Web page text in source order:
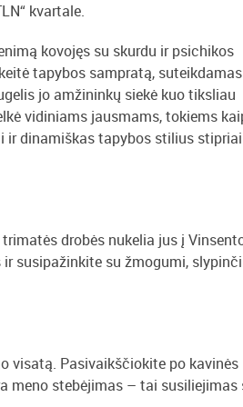
kvartale.
kovojęs su skurdu ir psichikos
tapybos sampratą,
jo amžininkų siekė kuo tiksliau
vidiniams jausmams, tokiems
ir dinamiškas tapybos stilius stipriai
drobės nukelia jus į
susipažinkite su žmogumi,
visatą. Pasivaikščiokite po kavinės
meno stebėjimas – tai susiliejimas